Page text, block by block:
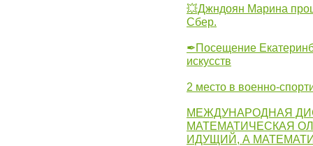
💥Джндоян Марина
Сбер.
✒Посещение
искусств
2 место в военно-
МЕЖДУНАРОДНАЯ
МАТЕМАТИЧЕСКАЯ
ИДУЩИЙ, А